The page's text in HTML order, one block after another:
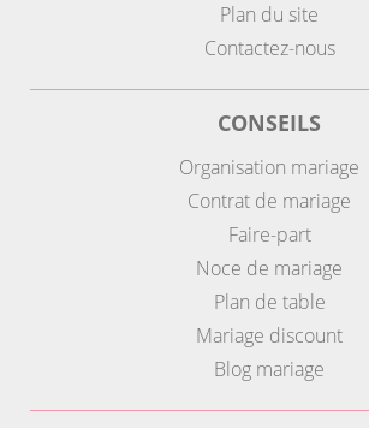
Plan du site
Contactez-nous
CONSEILS
Organisation mariage
Contrat de mariage
Faire-part
Noce de mariage
Plan de table
Mariage discount
Blog mariage